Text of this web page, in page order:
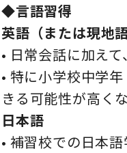
◆言語習得
英語（または現地語
• 日常会話に加え
• 特に小学校中学
きる可能性が高くな
日本語
• 補習校での日本